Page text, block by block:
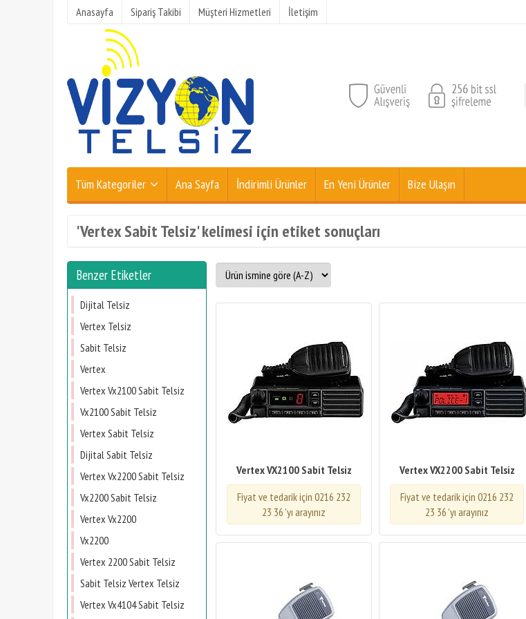
Anasayfa Sipariş Takibi Müşteri Hizmetleri İletişim
Tüm Kategoriler Ana Sayfa İndirimli Ürünler En Yeni Ürünler Bize Ulaşın
'Vertex Sabit Telsiz' kelimesi için etiket sonuçları
Benzer Etiketler
Dijital Telsiz
Vertex Telsiz
Sabit Telsiz
Vertex
Vertex Vx2100 Sabit Telsiz
Vx2100 Sabit Telsiz
Vertex Sabit Telsiz
Dijital Sabit Telsiz
Vertex Vx2200 Sabit Telsiz
Vx2200 Sabit Telsiz
Vertex Vx2200
Vx2200
Vertex 2200 Sabit Telsiz
Sabit Telsiz Vertex Telsiz
Vertex Vx4104 Sabit Telsiz
Vertex VX2100 Sabit Telsiz
Fiyat ve tedarik için 0216 232
23 36 'yı arayınız
Vertex VX2200 Sabit Telsiz
Fiyat ve tedarik için 0216 232
23 36 'yı arayınız